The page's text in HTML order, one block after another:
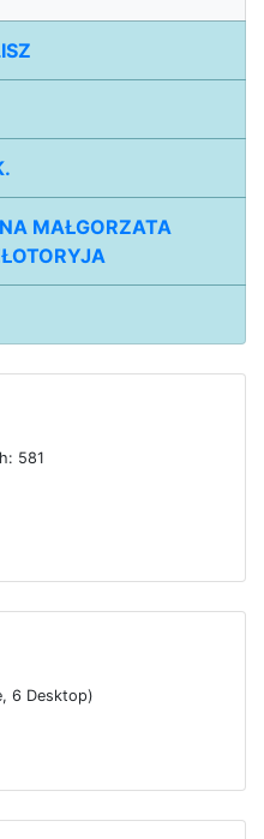
MAŁGORZATA
h: 581
6 Desktop)